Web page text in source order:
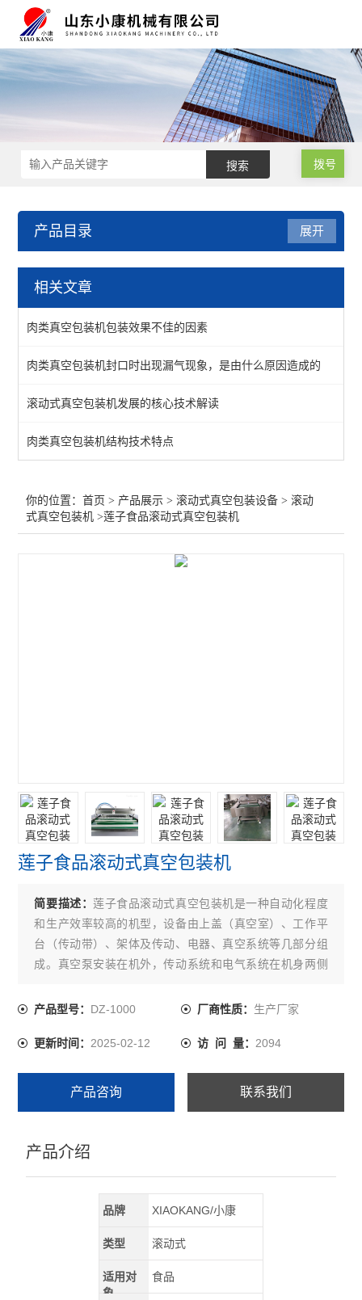
拨号
产品目录
滚动式真空包装设备
展开
相关文章
肉类真空包装机包装效果不佳的因素
肉类真空包装机封口时出现漏气现象，是由什么原因造成的
滚动式真空包装机发展的核心技术解读
肉类真空包装机结构技术特点
你的位置：首页 > 产品展示 >滚动式真空包装设备 >滚动
式真空包装机 >莲子食品滚动式真空包装机
莲子食品滚动式真空包装机
简要描述：莲子食品滚动式真空包装机是一种自动化程度
和生产效率较高的机型，设备由上盖（真空室）、工作平
台（传动带）、架体及传动、电器、真空系统等几部分组
成。真空泵安装在机外，传动系统和电气系统在机身两侧
产品型号： DZ-1000 厂商性质： 生产厂家
更新时间：2025-02-12 访 问 量： 2094
产品咨询 联系我们
产品介绍
品牌 XIAOKANG/小康
类型 滚动式
适用对
象
食品